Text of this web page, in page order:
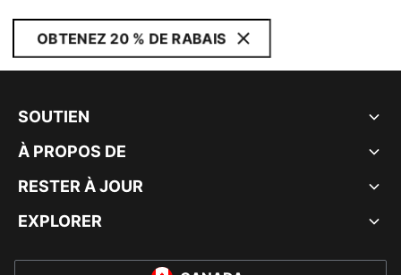
OBTENEZ 20 % DE RABAIS
SOUTIEN
À PROPOS DE
RESTER À JOUR
EXPLORER